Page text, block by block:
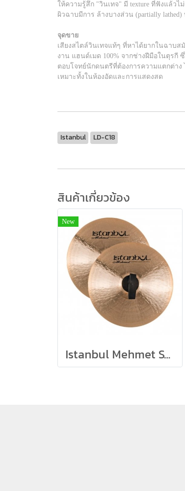
ให้ความรู้สึก "วินเทจ" มี texture ที่ฟังแล้วไ
ผิวฉาบมีการ ล้างบางส่วน (partially
จุดขาย
เสียงสไตล์วินเทจแท้ๆ ที่หาได้ยากในฉาบส
งาน แฮนด์เมด 100% จากช่างฝีมือในตุรกี
ตอบโจทย์นักดนตรีที่ต้องการความแตกต่าง
เหมาะทั้งในห้องอัดและการแสดงสด
Istanbul LD-C18
สินค้าเกี่ยวข้อง
New
Istanbul Mehmet SYS18